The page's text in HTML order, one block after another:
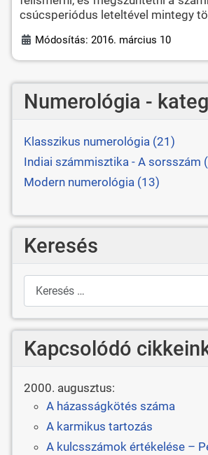
csúcsperiódus leteltével mintegy
Módosítás: 2016. március 10
Numerológia -
Klasszikus numerológia (21)
Indiai számmisztika - A sorsszám
Modern numerológia (13)
Keresés
Keresés
Kapcsolódó
2000. augusztus:
A házasságkötés száma
A karmikus tartozás
A kulcsszámok értékelése –